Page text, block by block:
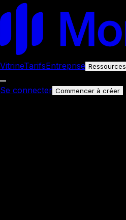
VitrineTarifsEntreprise Ressources
Se connecter Commencer à créer